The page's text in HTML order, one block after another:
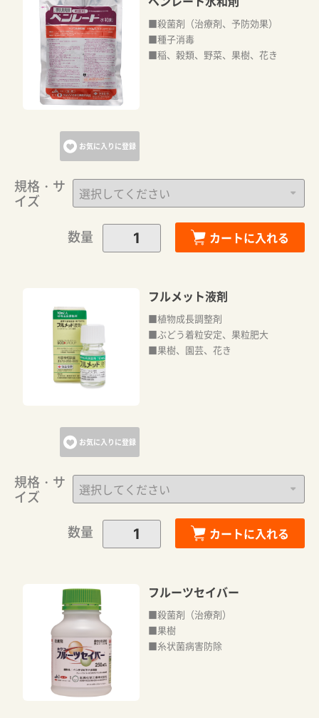
お気に入りに登録
■殺菌剤（治療剤、予防効果）
■種子消毒
■稲、穀類、野菜、果樹、花き
規格・サ
イズ
数量
カートに入れる
お気に入りに登録
フルメット液剤
■植物成長調整剤
■ぶどう着粒安定、果粒肥大
■果樹、園芸、花き
規格・サ
イズ
数量
カートに入れる
フルーツセイバー
■殺菌剤（治療剤）
■果樹
■糸状菌病害防除